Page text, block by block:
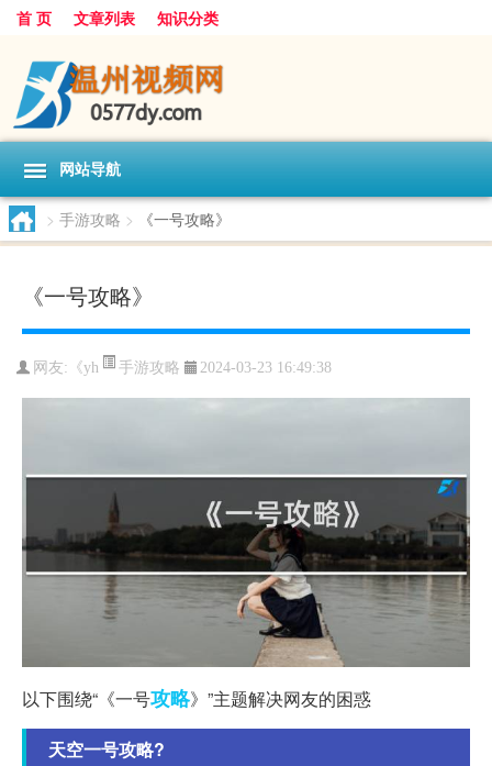
首 页 文章列表 知识分类
网站导航
> 手游攻略 > 《一号攻略》
《一号攻略》
网友: 《yh 手游攻略 2024-03-23 16:49:38
以下围绕“《一号攻略》”主题解决网友的困惑
天空一号攻略?